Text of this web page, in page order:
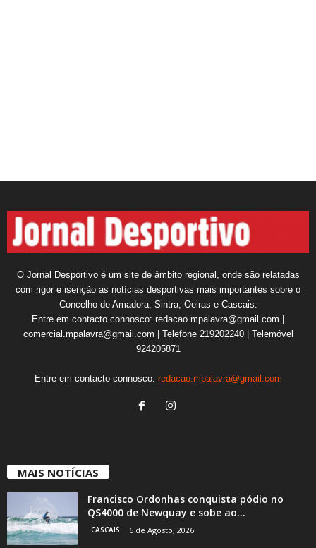
O Jornal Desportivo é um site de âmbito regional, onde são relatadas
com rigor e isenção as notícias desportivas mais importantes sobre o
Concelho de Amadora, Sintra, Oeiras e Cascais.
Entre em contacto connosco: redacao.mpalavra@gmail.com |
comercial.mpalavra@gmail.com | Telefone 219202240 | Telemóvel
924205871
Entre em contacto connosco: redacao.mpalavra@gmail.com
MAIS NOTÍCIAS
Francisco Ordonhas conquista pódio no
QS4000 de Newquay e sobe ao...
CASCAIS 6 de Agosto, 2026